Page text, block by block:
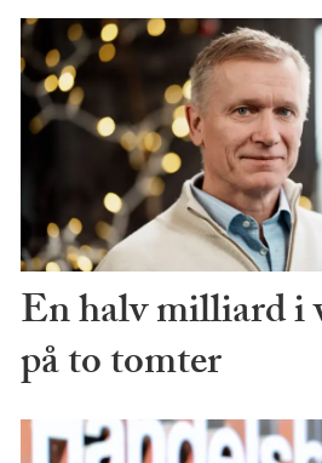
En halv milliard i
på to tomter